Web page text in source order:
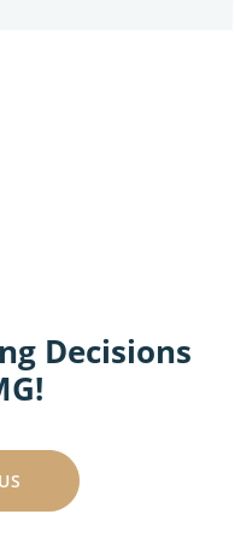
Decisions